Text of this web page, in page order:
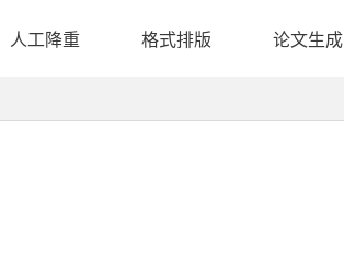
人工降重 格式排版 论文生成